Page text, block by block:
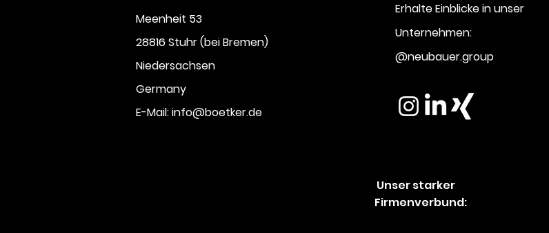
Meenheit 53
28816 Stuhr (bei Bremen)
Niedersachsen
Germany
E-Mail:info@boetker.de
Erhalte Einblicke in unser
Unternehmen:
@neubauer.group
Unser starker
Firmenverbund: